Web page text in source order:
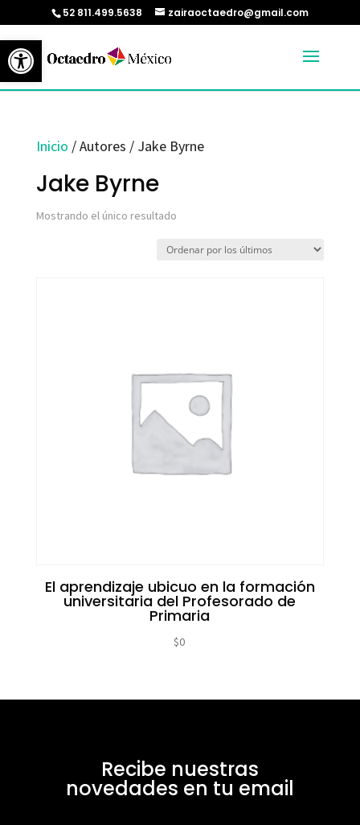
Abrir barra de herramientas
52 811.499.5638 zairaoctaedro@gmail.com
Inicio / Autores / Jake Byrne
Jake Byrne
Mostrando el único resultado
El aprendizaje ubicuo en la formación
universitaria del Profesorado de
Primaria
$0
Recibe nuestras
novedades en tu email